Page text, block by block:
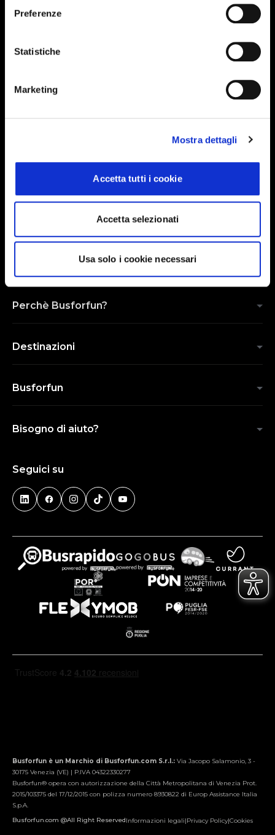
Preferenze
Statistiche
Marketing
Mostra dettagli
Accetta tutti i cookie
Accetta selezionati
Usa solo i cookie necessari
can cancel your subscription at any time
Ho letto e approvo Privacy Policy
INVIA
Perchè Busforfun?
Destinazioni
Busforfun
Bisogno di aiuto?
Seguici su
Busforfun è un Marchio di Busforfun.com S.r.l.: Via Jacopo Salamonio, 3 -
30175 Venezia (VE) | P.IVA 04322330277
Busforfun® opera con autorizzazione della Città Metropolitana di Venezia Prot.
2015/103375 del 17/12/2015 con polizza numero 8930822 di Europ Assistance Italia
S.p.A.
Busforfun.com @All Right ReservedInformazioni legali|Privacy Policy|Cookies